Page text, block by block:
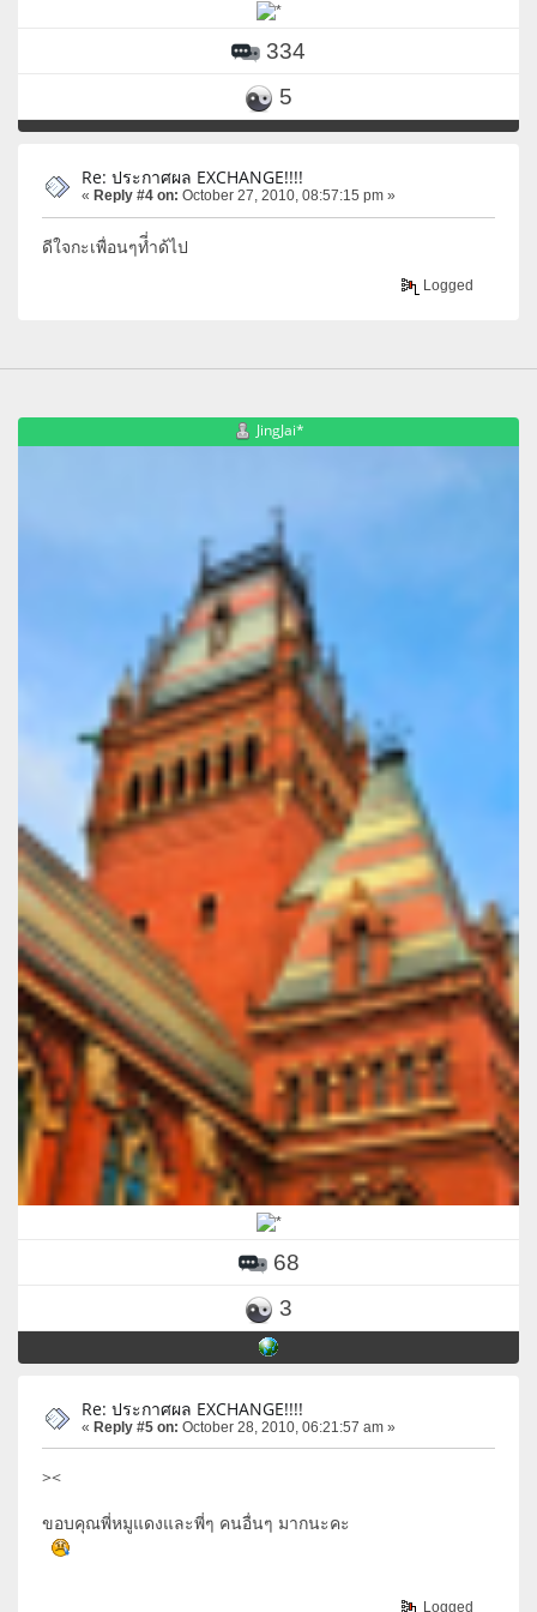
334
5
Re: ประกาศผล EXCHANGE!!!!
« Reply #4 on: October 27, 2010, 08:57:15 pm »
ดีใจกะเพื่อนๆที่ำด้ไป
Logged
JingJai*
68
3
Re: ประกาศผล EXCHANGE!!!!
« Reply #5 on: October 28, 2010, 06:21:57 am »
><
ขอบคุณพี่หมูแดงและพี่ๆ คนอื่นๆ มากนะคะ
Logged